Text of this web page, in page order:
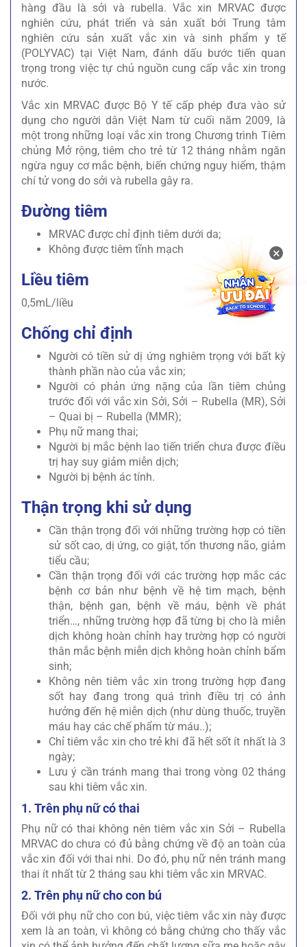
hàng đầu là sởi và rubella. Vắc xin MRVAC được
nghiên cứu, phát triển và sản xuất bởi Trung tâm
nghiên cứu sản xuất vắc xin và sinh phẩm y tế
(POLYVAC) tại Việt Nam, đánh dấu bước tiến quan
trọng trong việc tự chủ nguồn cung cấp vắc xin trong
nước.
Vắc xin MRVAC được Bộ Y tế cấp phép đưa vào sử
dụng cho người dân Việt Nam từ cuối năm 2009, là
một trong những loại vắc xin trong Chương trình Tiêm
chủng Mở rộng, tiêm cho trẻ từ 12 tháng nhằm ngăn
ngừa nguy cơ mắc bệnh, biến chứng nguy hiểm, thậm
chí tử vong do sởi và rubella gây ra.
Đường tiêm
MRVAC được chỉ định tiêm dưới da;
Không được tiêm tĩnh mạch
Liều tiêm
0,5mL/liều
Chống chỉ định
Người có tiền sử dị ứng nghiêm trọng với bất kỳ
thành phần nào của vắc xin;
Người có phản ứng nặng của lần tiêm chủng
trước đối với vắc xin Sởi, Sởi – Rubella (MR), Sởi
– Quai bị – Rubella (MMR);
Phụ nữ mang thai;
Người bị mắc bệnh lao tiến triển chưa được điều
trị hay suy giảm miễn dịch;
Người bị bệnh ác tính.
Thận trọng khi sử dụng
Cần thận trọng đối với những trường hợp có tiền
sử sốt cao, dị ứng, co giật, tổn thương não, giảm
tiểu cầu;
Cần thận trọng đối với các trường hợp mắc các
bệnh cơ bản như bệnh về hệ tim mạch, bệnh
thận, bệnh gan, bệnh về máu, bệnh về phát
triển…, những trường hợp đã từng bị cho là miễn
dịch không hoàn chỉnh hay trường hợp có người
thân mắc bệnh miễn dịch không hoàn chỉnh bẩm
sinh;
Không nên tiêm vắc xin trong trường hợp đang
sốt hay đang trong quá trình điều trị có ảnh
hưởng đến hệ miễn dịch (như dùng thuốc, truyền
máu hay các chế phẩm từ máu..);
Chỉ tiêm vắc xin cho trẻ khi đã hết sốt ít nhất là 3
ngày;
Lưu ý cần tránh mang thai trong vòng 02 tháng
sau khi tiêm vắc xin.
1. Trên phụ nữ có thai
Phụ nữ có thai không nên tiêm vắc xin Sởi – Rubella
MRVAC do chưa có đủ bằng chứng về độ an toàn của
vắc xin đối với thai nhi. Do đó, phụ nữ nên tránh mang
thai ít nhất từ 2 tháng sau khi tiêm vắc xin MRVAC.
2. Trên phụ nữ cho con bú
Đối với phụ nữ cho con bú, việc tiêm vắc xin này được
xem là an toàn, vì không có bằng chứng cho thấy vắc
×